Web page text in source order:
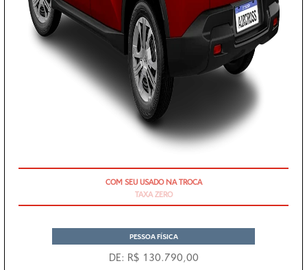
PESSOA FÍSICA
DE: R$ 130.790,00